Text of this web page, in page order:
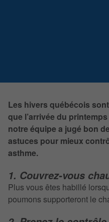
Les hivers québécois
que l’arrivée du
notre équipe a jugé bon
astuces pour mieux
asthme.
1. Couvrez-vous
Plus vous êtes habillé
poumons supporteront le